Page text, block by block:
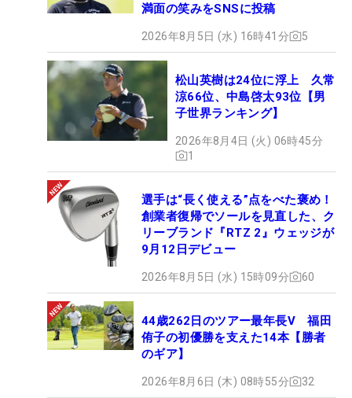
満面の笑みをSNSに投稿
2026年8月5日 (水) 16時41分 5
松山英樹は24位に浮上 久常
涼66位、中島啓太93位【男
子世界ランキング】
2026年8月4日 (火) 06時45分
1
選手は“長く使える”点をべた褒め！
創業者復帰でソールを見直した、ク
リーブランド『RTZ 2』ウェッジが
9月12日デビュー
2026年8月5日 (水) 15時09分 60
44歳262日のツアー最年長V 福田
侑子の初優勝を支えた14本【勝者
のギア】
2026年8月6日 (木) 08時55分 32